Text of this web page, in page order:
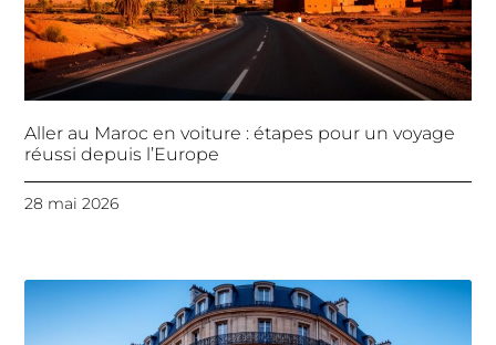
Aller au Maroc en voiture : étapes pour un voyage
réussi depuis l’Europe
28 mai 2026